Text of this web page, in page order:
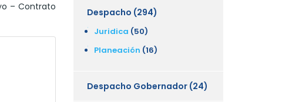
– Contrato
Despacho (294)
Juridica (50)
Planeación (16)
Despacho Gobernador (24)